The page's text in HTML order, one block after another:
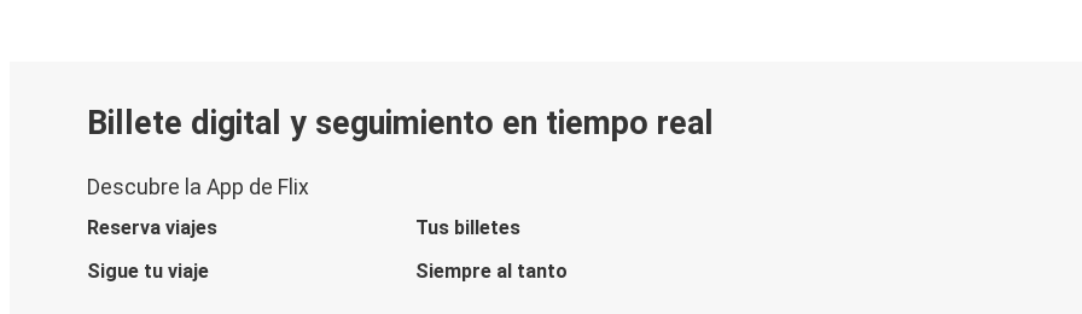
Billete digital y seguimiento en tiempo real
Descubre la App de Flix
Reserva viajes
Tus billetes
Sigue tu viaje
Siempre al tanto